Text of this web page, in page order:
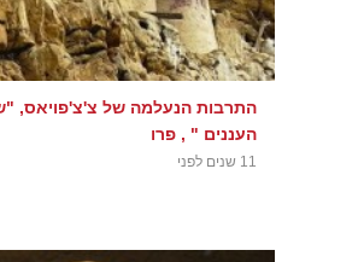
התרבות הנעלמה של צ'צ'פויאס,
העננים " , פרו
11 שנים לפני